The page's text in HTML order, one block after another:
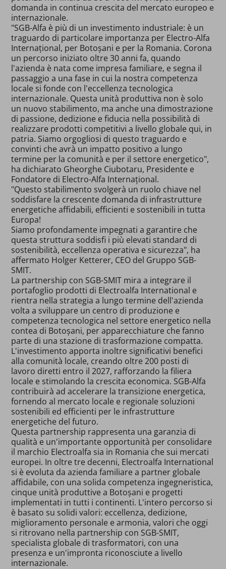
domanda in continua crescita del mercato europeo e
internazionale.
"SGB-Alfa è più di un investimento industriale: è un
traguardo di particolare importanza per Electro-Alfa
Internațional, per Botoșani e per la Romania. Corona
un percorso iniziato oltre 30 anni fa, quando
l'azienda è nata come impresa familiare, e segna il
passaggio a una fase in cui la nostra competenza
locale si fonde con l'eccellenza tecnologica
internazionale. Questa unità produttiva non è solo
un nuovo stabilimento, ma anche una dimostrazione
di passione, dedizione e fiducia nella possibilità di
realizzare prodotti competitivi a livello globale qui, in
patria. Siamo orgogliosi di questo traguardo e
convinti che avrà un impatto positivo a lungo
termine per la comunità e per il settore energetico",
ha dichiarato Gheorghe Ciubotaru, Presidente e
Fondatore di Electro-Alfa Internațional.
"Questo stabilimento svolgerà un ruolo chiave nel
soddisfare la crescente domanda di infrastrutture
energetiche affidabili, efficienti e sostenibili in tutta
Europa!
Siamo profondamente impegnati a garantire che
questa struttura soddisfi i più elevati standard di
sostenibilità, eccellenza operativa e sicurezza", ha
affermato Holger Ketterer, CEO del Gruppo SGB-
SMIT.
La partnership con SGB-SMIT mira a integrare il
portafoglio prodotti di Electroalfa International e
rientra nella strategia a lungo termine dell'azienda
volta a sviluppare un centro di produzione e
competenza tecnologica nel settore energetico nella
contea di Botoșani, per apparecchiature che fanno
parte di una stazione di trasformazione compatta.
L'investimento apporta inoltre significativi benefici
alla comunità locale, creando oltre 200 posti di
lavoro diretti entro il 2027, rafforzando la filiera
locale e stimolando la crescita economica. SGB-Alfa
contribuirà ad accelerare la transizione energetica,
fornendo al mercato locale e regionale soluzioni
sostenibili ed efficienti per le infrastrutture
energetiche del futuro.
Questa partnership rappresenta una garanzia di
qualità e un'importante opportunità per consolidare
il marchio Electroalfa sia in Romania che sui mercati
europei. In oltre tre decenni, Electroalfa International
si è evoluta da azienda familiare a partner globale
affidabile, con una solida competenza ingegneristica,
cinque unità produttive a Botoșani e progetti
implementati in tutti i continenti. L'intero percorso si
è basato su solidi valori: eccellenza, dedizione,
miglioramento personale e armonia, valori che oggi
si ritrovano nella partnership con SGB-SMIT,
specialista globale di trasformatori, con una
presenza e un'impronta riconosciute a livello
internazionale.